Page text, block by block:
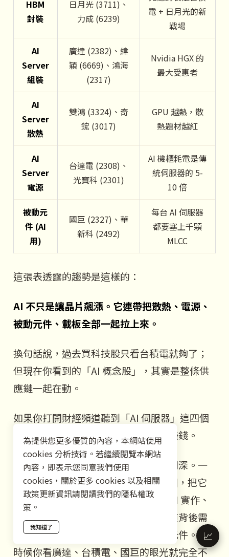
HBM
封裝
日月光 (3711)、
力成 (6239)
電 + 日月光的新
戰場
AI
Server
組裝
廣達 (2382)、緯
穎 (6669)、鴻海
(2317)
Nvidia HGX 的
最大受惠者
AI
Server
散熱
雙鴻 (3324)、奇
鋐 (3017)
GPU 越熱，散
熱題材越紅
AI
Server
電源
台達電 (2308)、
光寶科 (2301)
AI 機櫃耗電是傳
統伺服器的 5-
10 倍
被動元
件 (AI
用)
國巨 (2327)、華
新科 (2492)
每台 AI 伺服器
都要塞上千顆
MLCC
這張表透露的趨勢是這樣的：
AI 不只是讓晶片飆漲。它連帶把散熱、電源、
被動元件、載板全部一起拉上來。
換句話說，過去買科技股只看台積電就夠了；
但現在你看到的「AI 概念股」，其實是整條供
應鏈一起在動。
如果你打開財經頻道聽到「AI 伺服器」這四個
字，背後就是這七、八個環節同時在賺錢。
在軟體圈待了 7 年，對這件事感受特別深。一
般人看到「AI」只想到問問題、做做圖，把它
當進階版 Google 搜尋。但當你能用 AI 實作、
部署、產出實際成果的時候，你會知道背後需
要多少算力、多少伺服器、多少被動元件。那
時候你看廣達、台積電、國巨的眼光就完全不
為提供您更多優質的內容，本網站使用
cookies 分析技術。若繼續閱覽本網站
內容，即表示您同意我們使用
cookies，關於更多 cookies 以及相關
政策更新資訊請閱讀我們的隱私權政
策。
我知道了
📈